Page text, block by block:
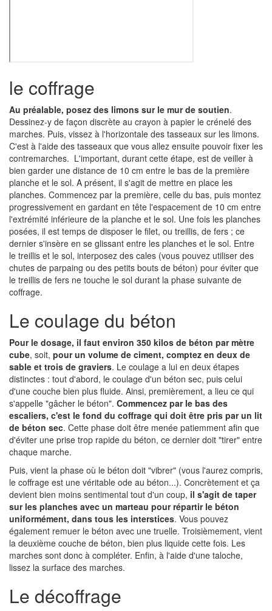
le coffrage
Au préalable, posez des limons sur le mur de soutien.
Dessinez-y de façon discrète au crayon à papier le crénelé des
marches. Puis, vissez à l'horizontale des tasseaux sur les limons.
C'est à l'aide des tasseaux que vous allez ensuite pouvoir fixer les
contremarches. L'important, durant cette étape, est de veiller à
bien garder une distance de 10 cm entre le bas de la première
planche et le sol. A présent, il s'agit de mettre en place les
planches. Commencez par la première, celle du bas, puis montez
progressivement en gardant en tête l'espacement de 10 cm entre
l'extrémité inférieure de la planche et le sol. Une fois les planches
posées, il est temps de disposer le filet, ou treillis, de fers ; ce
dernier s'insère en se glissant entre les planches et le sol. Entre
le treillis et le sol, interposez des cales (vous pouvez utiliser des
chutes de parpaing ou des petits bouts de béton) pour éviter que
le treillis de fers ne touche le sol durant la phase suivante de
coffrage.
Le coulage du béton
Pour le dosage, il faut environ 350 kilos de béton par mètre
cube, soit, pour un volume de ciment, comptez en deux de
sable et trois de graviers. Le coulage a lui en deux étapes
distinctes : tout d'abord, le coulage d'un béton sec, puis celui
d'une couche bien plus fluide. Ainsi, premièrement, a lieu ce qui
s'appelle "gâcher le béton". Commencez par le bas des
escaliers, c'est le fond du coffrage qui doit être pris par un lit
de béton sec. Cette phase doit être menée patiemment afin que
d'éviter une prise trop rapide du béton, ce dernier doit "tirer" entre
chaque marche.
Puis, vient la phase où le béton doit "vibrer" (vous l'aurez compris,
le coffrage est une véritable ode au béton...). Concrètement et ça
devient bien moins sentimental tout d'un coup, il s'agit de taper
sur les planches avec un marteau pour répartir le béton
uniformément, dans tous les interstices. Vous pouvez
également remuer le béton avec une truelle. Troisièmement, vient
la deuxième couche de béton, bien plus liquide cette fois. Les
marches sont donc à compléter. Enfin, à l'aide d'une taloche,
lissez la surface des marches.
Le décoffrage